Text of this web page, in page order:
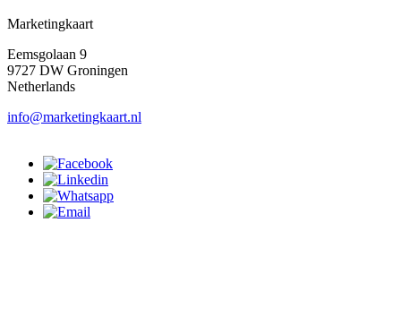
Marketingkaart
Eemsgolaan 9
9727 DW Groningen
Netherlands
info@marketingkaart.nl